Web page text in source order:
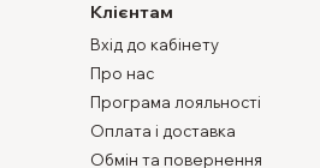
Клієнтам
Вхід до кабінету
Про нас
Програма лояльності
Оплата і доставка
Обмін та повернення